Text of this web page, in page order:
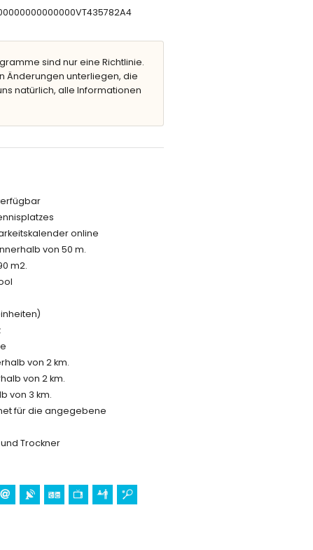
Blanca
Haus)
(innerhalb von 5 Kilometern
von 5 Kilometern vom
sind nur eine Richtlinie.
Änderungen unterliegen, die
natürlich, alle Informationen
online
von 50 m.
m2.
von 2 km.
von 2 km.
von 3 km.
für die angegebene
Trockner